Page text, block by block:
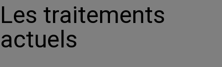
Les traitements
actuels